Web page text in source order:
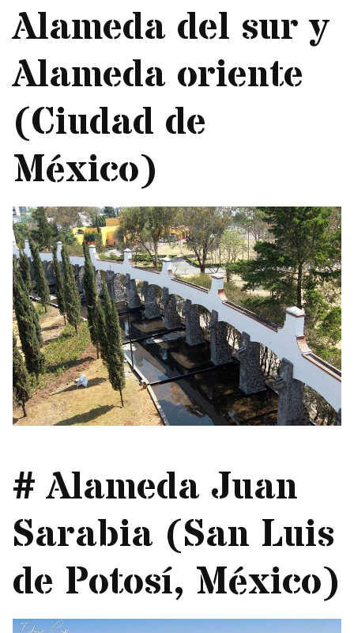
Alameda del sur y
Alameda oriente
(Ciudad de
México)
# Alameda Juan
Sarabia (San Luis
de Potosí, México)